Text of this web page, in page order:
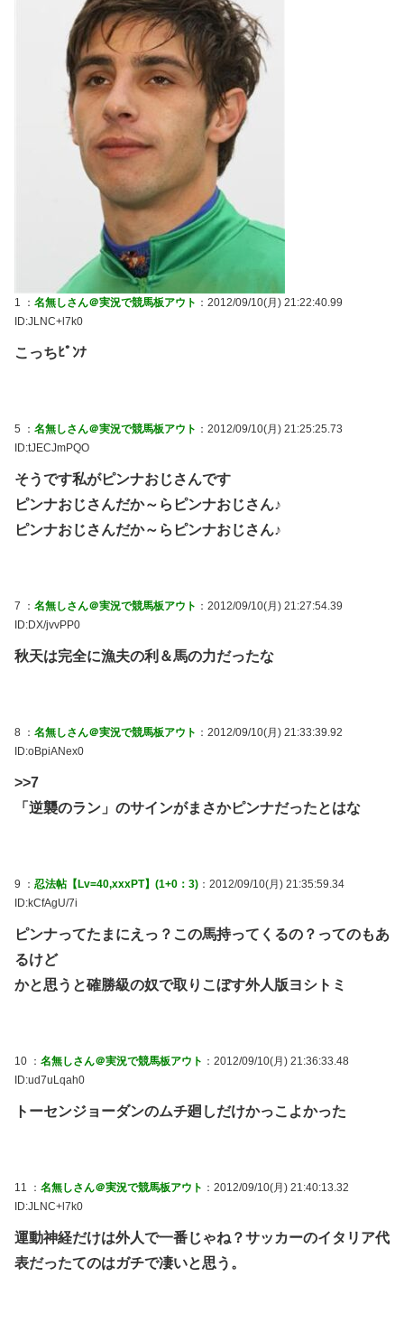
1 ： 名無しさん＠実況で競馬板アウト ：2012/09/10(月) 21:22:40.99
ID:JLNC+l7k0
こっちﾋﾟﾝﾅ
5 ： 名無しさん＠実況で競馬板アウト ：2012/09/10(月) 21:25:25.73
ID:tJECJmPQO
そうです私がピンナおじさんです
ピンナおじさんだか～らピンナおじさん♪
ピンナおじさんだか～らピンナおじさん♪
7 ： 名無しさん＠実況で競馬板アウト ：2012/09/10(月) 21:27:54.39
ID:DX/jvvPP0
秋天は完全に漁夫の利＆馬の力だったな
8 ： 名無しさん＠実況で競馬板アウト ：2012/09/10(月) 21:33:39.92
ID:oBpiANex0
>>7
「逆襲のラン」のサインがまさかピンナだったとはな
9 ： 忍法帖【Lv=40,xxxPT】(1+0：3) ：2012/09/10(月) 21:35:59.34
ID:kCfAgU/7i
ピンナってたまにえっ？この馬持ってくるの？ってのもあ
るけど
かと思うと確勝級の奴で取りこぼす外人版ヨシトミ
10 ： 名無しさん＠実況で競馬板アウト ：2012/09/10(月) 21:36:33.48
ID:ud7uLqah0
トーセンジョーダンのムチ廻しだけかっこよかった
11 ： 名無しさん＠実況で競馬板アウト ：2012/09/10(月) 21:40:13.32
ID:JLNC+l7k0
運動神経だけは外人で一番じゃね？サッカーのイタリア代
表だったてのはガチで凄いと思う。